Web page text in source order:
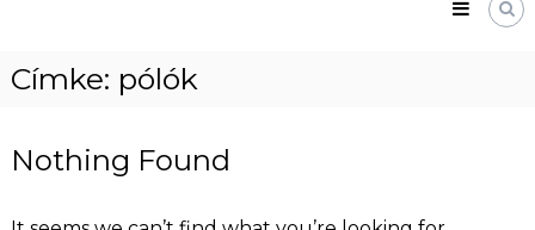
Címke: pólók
Nothing Found